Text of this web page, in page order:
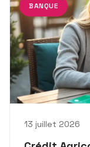
BANQUE
13 juillet 2026